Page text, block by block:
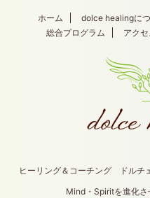
ホーム dolce healingに
総合プログラム
アクセ
ヒーリング＆コーチング ドル
Mind・Spiritを進化さ